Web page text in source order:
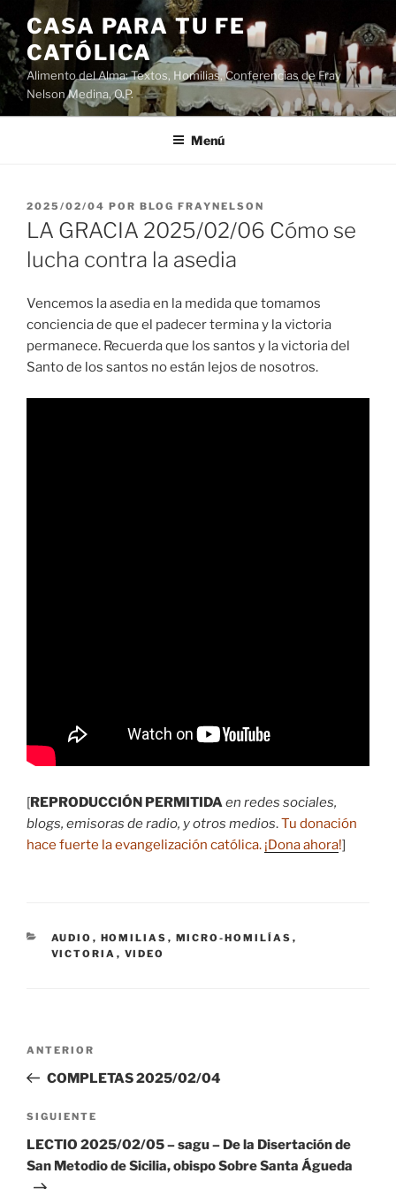
Saltar
al
contenido
CASA PARA TU FE
CATÓLICA
Alimento del Alma: Textos, Homilias, Conferencias de Fray
Nelson Medina, O.P.
Menú
PUBLICADO
EL
2025/02/04 POR BLOG FRAYNELSON
LA GRACIA 2025/02/06 Cómo se
lucha contra la asedia
Vencemos la asedia en la medida que tomamos
conciencia de que el padecer termina y la victoria
permanece. Recuerda que los santos y la victoria del
Santo de los santos no están lejos de nosotros.
[REPRODUCCIÓN PERMITIDAen redes sociales,
blogs, emisoras de radio, y otros medios.Tu donación
hace fuerte la evangelización católica. ¡Dona ahora!]
CATEGORÍAS
AUDIO , HOMILIAS , MICRO-HOMILÍAS ,
VICTORIA , VIDEO
entradas
Entrada
anterior:
ANTERIOR
COMPLETAS 2025/02/04
Siguiente
entrada
SIGUIENTE
LECTIO 2025/02/05 – sagu – De la Disertación de
San Metodio de Sicilia, obispo Sobre Santa Águeda